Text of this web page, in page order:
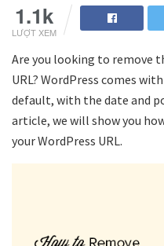
1.1k
LƯỢT XEM
Are you looking to remove
URL? WordPress comes
default, with the date and
article, we will show you
your WordPress URL.